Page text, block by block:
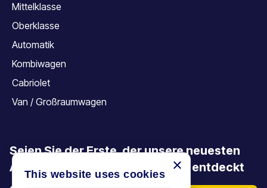
Mittelklasse
Oberklasse
Automatik
Kombiwagen
Cabriolet
Van / Großraumwagen
Seien Sie der Erste, der unsere neuesten
Angebote, Aktionen und Artikel entdeckt
×
This website uses cookies